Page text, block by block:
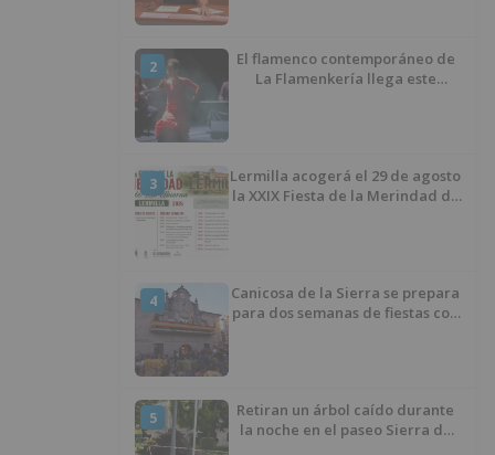
2
El flamenco contemporáneo de
La Flamenkería llega este
3
Lermilla acogerá el 29 de agosto
la XXIX Fiesta de la Merindad de
4
Canicosa de la Sierra se prepara
para dos semanas de fiestas con
5
Retiran un árbol caído durante
la noche en el paseo Sierra de